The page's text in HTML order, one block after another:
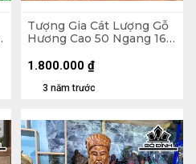
Tượng Gia Cát Lượng Gỗ
Hương Cao 50 Ngang 16
3 năm trước
1.800.000 ₫